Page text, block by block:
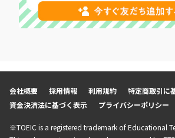
会社概要 採用情報 利用規約
特定商取引に
資金決済法に基づく表示
プライバシーポリシー
※TOEIC is a registered trademark of Educational